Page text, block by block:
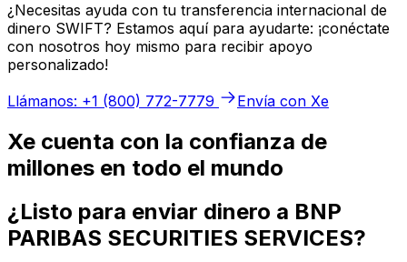
¿Necesitas ayuda con tu transferencia internacional de
dinero SWIFT? Estamos aquí para ayudarte: ¡conéctate
con nosotros hoy mismo para recibir apoyo
personalizado!
Llámanos: +1 (800) 772-7779
Envía con Xe
Xe cuenta con la confianza de
millones en todo el mundo
¿Listo para enviar dinero a BNP
PARIBAS SECURITIES SERVICES?